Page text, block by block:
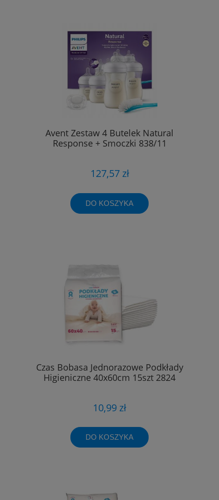
Avent Zestaw 4 Butelek Natural
Response + Smoczki 838/11
127,57 zł
DO KOSZYKA
Czas Bobasa Jednorazowe Podkłady
Higieniczne 40x60cm 15szt 2824
10,99 zł
DO KOSZYKA